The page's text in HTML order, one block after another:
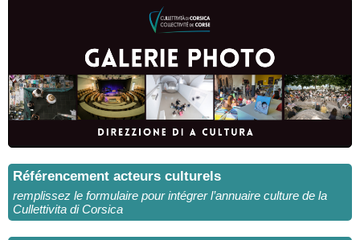
Référencement acteurs culturels
remplissez le formulaire pour intégrer l’annuaire culture de la
Cullettivita di Corsica